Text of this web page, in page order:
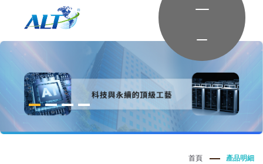
首頁 產品明細